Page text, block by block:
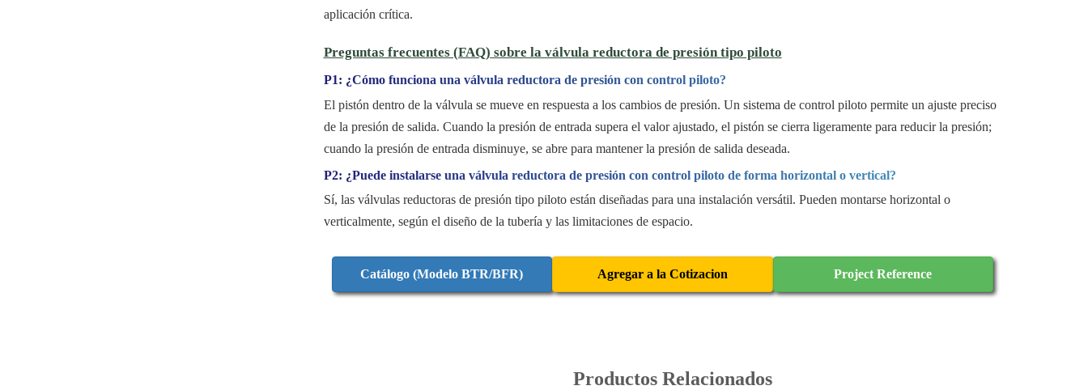
aplicación crítica.
Preguntas frecuentes (FAQ) sobre la válvula reductora de presión tipo piloto
P1: ¿Cómo funciona una válvula reductora de presión con control piloto?
El pistón dentro de la válvula se mueve en respuesta a los cambios de presión. Un sistema de control piloto permite un ajuste preciso
de la presión de salida. Cuando la presión de entrada supera el valor ajustado, el pistón se cierra ligeramente para reducir la presión;
cuando la presión de entrada disminuye, se abre para mantener la presión de salida deseada.
P2: ¿Puede instalarse una válvula reductora de presión con control piloto de forma horizontal o vertical?
Sí, las válvulas reductoras de presión tipo piloto están diseñadas para una instalación versátil. Pueden montarse horizontal o
verticalmente, según el diseño de la tubería y las limitaciones de espacio.
Catálogo (Modelo BTR/BFR) Agregar a la Cotizacion Project Reference
Productos Relacionados